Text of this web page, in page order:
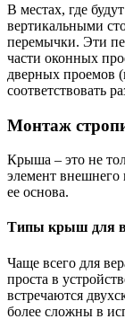
В местах, где
вертикальными
перемычки. Эти
части оконных
дверных проемов
соответствовать
Монтаж
Крыша – это не
элемент внешнего
ее основа.
Типы крыш для
Чаще всего для
проста в
встречаются
более сложны в